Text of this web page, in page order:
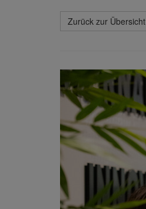
Zurück zur Übersicht